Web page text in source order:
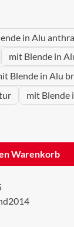
in Alu
mit Blende in
Blende in Alu
mit Blende
den
Warenkorb